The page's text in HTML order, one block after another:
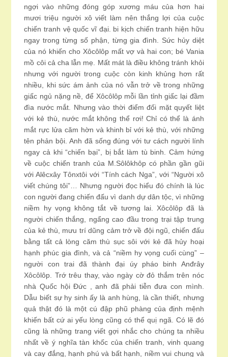
ngợi vào những đóng góp xương máu của hơn hai
mươi triệu người xô viết làm nên thắng lợi của cuộc
chiến tranh vệ quốc vĩ đại. bi kịch chiến tranh hiện hữu
ngay trong từng số phận, từng gia đình. Sức hủy diệt
của nó khiến cho Xôcôlôp mất vợ và hai con; bé Vania
mồ côi cả cha lẫn mẹ. Mất mát là điều không tránh khỏi
nhưng với người trong cuộc còn kinh khủng hơn rất
nhiều, khi sức ám ảnh của nó vẫn trở về trong những
giấc ngủ nặng nề, để Xôcôlôp mỗi lần tỉnh giấc lại đầm
đìa nước mắt. Nhưng vào thời điểm đối mặt quyết liệt
với kẻ thù, nước mắt không thể rơi! Chỉ có thể là ánh
mắt rực lửa căm hờn và khinh bỉ với kẻ thù, với những
tên phản bội. Anh đã sống đúng với tư cách người lính
ngay cả khi “chiến bại”, bị bắt làm tù binh. Cảm hứng
về cuộc chiến tranh của M.Sôlôkhôp có phần gần gũi
với Alêcxây Tônxtôi với “Tính cách Nga”, với “Người xô
viết chúng tôi”… Nhưng người đọc hiểu đó chính là lúc
con người đang chiến đấu vì danh dự dân tộc, vì những
niềm hy vọng không tắt về tương lai. Xôcôlôp đã là
người chiến thắng, ngẩng cao đầu trong trại tập trung
của kẻ thù, mưu trí dũng cảm trở về đội ngũ, chiến đấu
bằng tất cả lòng căm thù sục sôi với kẻ đã hủy hoại
hạnh phúc gia đình, và cả “niềm hy vọng cuối cùng” –
người con trai đã thành đại úy pháo binh Anđrây
Xôcôlôp. Trớ trêu thay, vào ngày cờ đỏ thắm trên nóc
nhà Quốc hội Đức , anh đã phải tiễn đưa con mình.
Dẫu biết sự hy sinh ấy là anh hùng, là cần thiết, nhưng
quả thật đó là một cú đập phũ phàng của định mệnh
khiến bất cứ ai yếu lòng cũng có thể quị ngã. Có lẽ đó
cũng là những trang viết gợi nhắc cho chúng ta nhiều
nhất về ý nghĩa tàn khốc của chiến tranh, vinh quang
và cay đắng, hạnh phú và bất hạnh, niềm vui chung và